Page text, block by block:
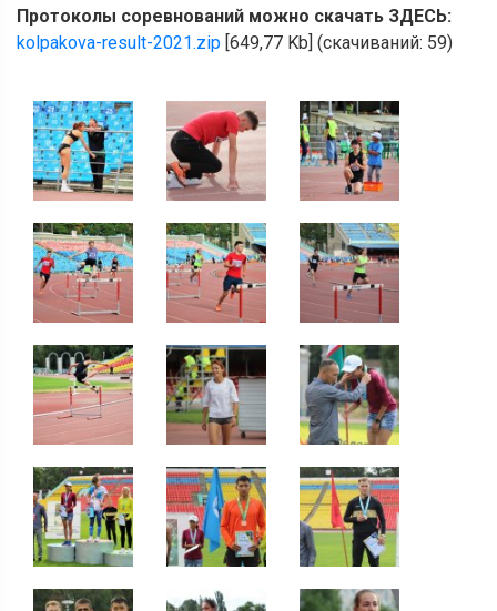
Протоколы соревнований можно скачать ЗДЕСЬ:
kolpakova-result-2021.zip [649,77 Kb] (cкачиваний: 59)